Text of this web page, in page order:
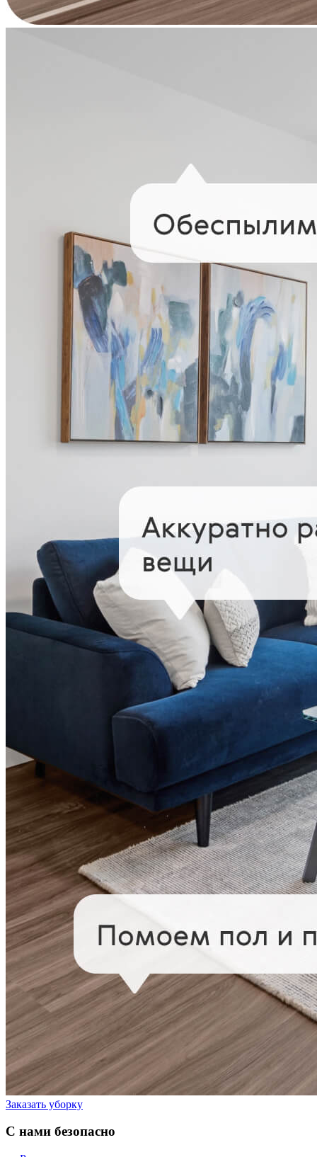
Заказать уборку
С нами безопасно